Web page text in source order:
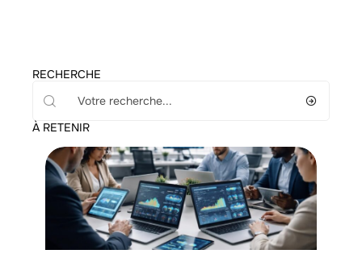
RECHERCHE
À RETENIR
Actu